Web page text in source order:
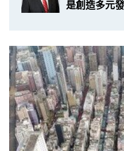
是創造多元